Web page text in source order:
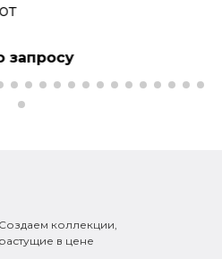
запросу
Создаем коллекции,
растущие в цене